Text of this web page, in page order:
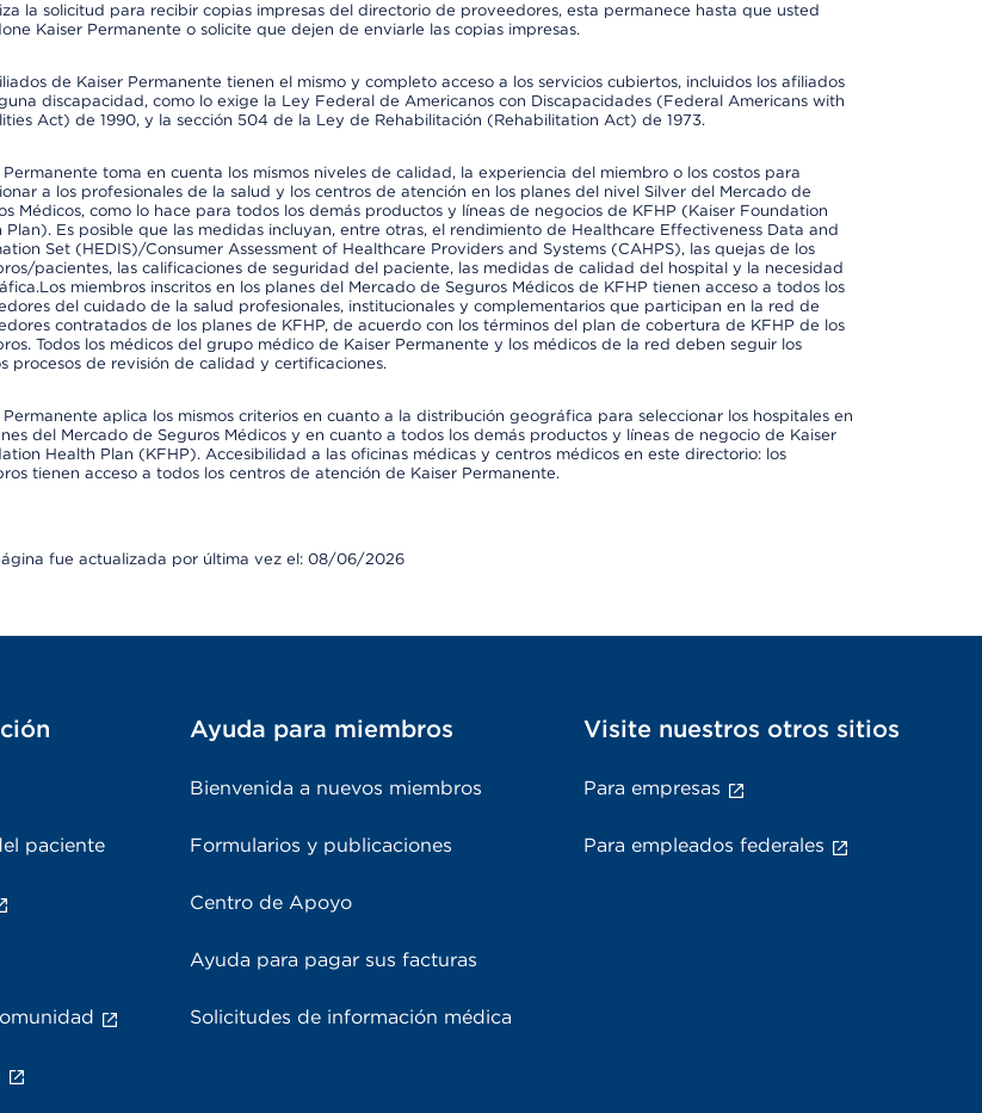
la solicitud para recibir copias impresas del directorio de proveedores, esta permanece hasta que usted
Kaiser Permanente o solicite que dejen de enviarle las copias impresas.
de Kaiser Permanente tienen el mismo y completo acceso a los servicios cubiertos, incluidos los afiliados
discapacidad, como lo exige la Ley Federal de Americanos con Discapacidades (Federal Americans with
Act) de 1990, y la sección 504 de la Ley de Rehabilitación (Rehabilitation Act) de 1973.
Permanente toma en cuenta los mismos niveles de calidad, la experiencia del miembro o los costos para
a los profesionales de la salud y los centros de atención en los planes del nivel Silver del Mercado de
Médicos, como lo hace para todos los demás productos y líneas de negocios de KFHP (Kaiser Foundation
Plan). Es posible que las medidas incluyan, entre otras, el rendimiento de Healthcare Effectiveness Data and
Set (HEDIS)/Consumer Assessment of Healthcare Providers and Systems (CAHPS), las quejas de los
pacientes, las calificaciones de seguridad del paciente, las medidas de calidad del hospital y la necesidad
miembros inscritos en los planes del Mercado de Seguros Médicos de KFHP tienen acceso a todos los
del cuidado de la salud profesionales, institucionales y complementarios que participan en la red de
contratados de los planes de KFHP, de acuerdo con los términos del plan de cobertura de KFHP de los
Todos los médicos del grupo médico de Kaiser Permanente y los médicos de la red deben seguir los
procesos de revisión de calidad y certificaciones.
Permanente aplica los mismos criterios en cuanto a la distribución geográfica para seleccionar los hospitales en
del Mercado de Seguros Médicos y en cuanto a todos los demás productos y líneas de negocio de Kaiser
Health Plan (KFHP). Accesibilidad a las oficinas médicas y centros médicos en este directorio: los
tienen acceso a todos los centros de atención de Kaiser Permanente.
fue actualizada por última vez el: 08/06/2026
paciente
Ayuda para miembros
Bienvenida a nuevos miembros
Formularios y publicaciones
Centro de Apoyo
Ayuda para pagar sus facturas
Solicitudes de información médica
Visite nuestros otros sitios
Para empresas
Para empleados federales